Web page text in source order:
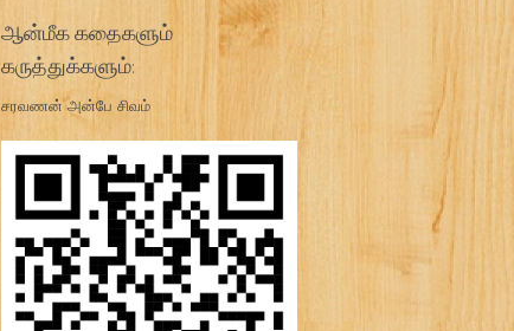
ஆன்மீக கதைகளும்
கருத்துக்களும்:
சரவணன் அன்பே சிவம்